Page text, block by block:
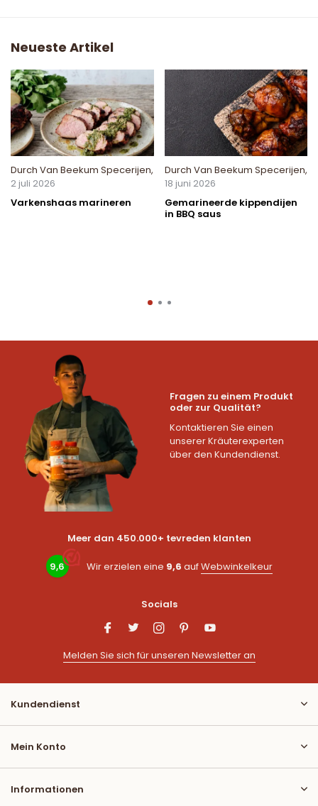
Neueste Artikel
Durch Van Beekum Specerijen,
2 juli 2026
Varkenshaas marineren
Durch Van Beekum Specerijen,
18 juni 2026
Gemarineerde kippendijen
in BBQ saus
Fragen zu einem Produkt
oder zur Qualität?
Kontaktieren Sie einen
unserer Kräuterexperten
über den Kundendienst.
Meer dan 450.000+ tevreden klanten
9,6 Wir erzielen eine 9,6 aufWebwinkelkeur
Socials
Melden Sie sich für unseren Newsletter an
Kundendienst
Mein Konto
Informationen